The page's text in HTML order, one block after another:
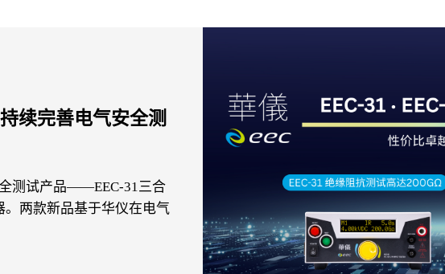
续完善电气安全测
测试产品——EEC-31三合
。两款新品基于华仪在电气